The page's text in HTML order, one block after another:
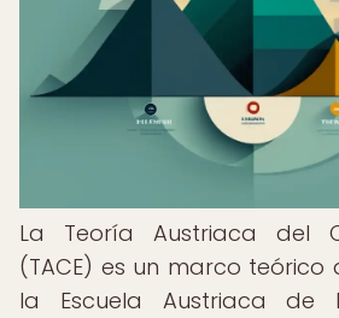
La Teoría Austriaca del
(TACE) es un marco
la Escuela Austriaca de